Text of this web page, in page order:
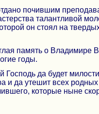
почившим
талантливой
он стоял на
память о Владимире
годы.
Господь да будет
и да утешит всех родных
которые ныне